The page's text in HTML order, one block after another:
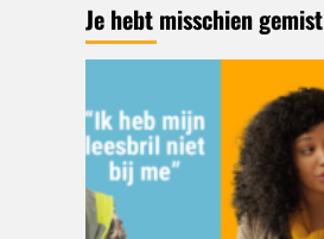
Je hebt misschien gemist